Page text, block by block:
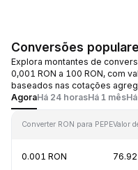
Conversões
Explora montantes de
0,001 RON a 100 RON, com
baseados nas cotações
AgoraHá 24 horasHá 1 mês
Converter RON para PEPEValor
0.001 RON 76.92